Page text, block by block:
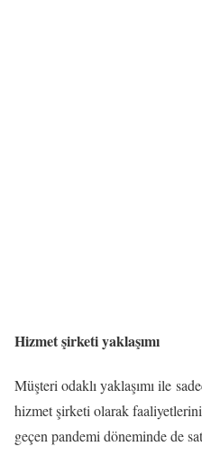
Hizmet şirketi yaklaşımı
Müşteri odaklı yaklaşımı ile
hizmet şirketi olarak
geçen pandemi döneminde de